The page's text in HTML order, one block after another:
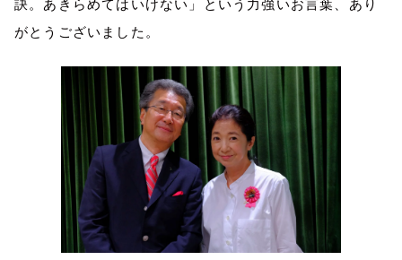
訣。あきらめてはいけない」という力強いお言葉、あり
がとうございました。